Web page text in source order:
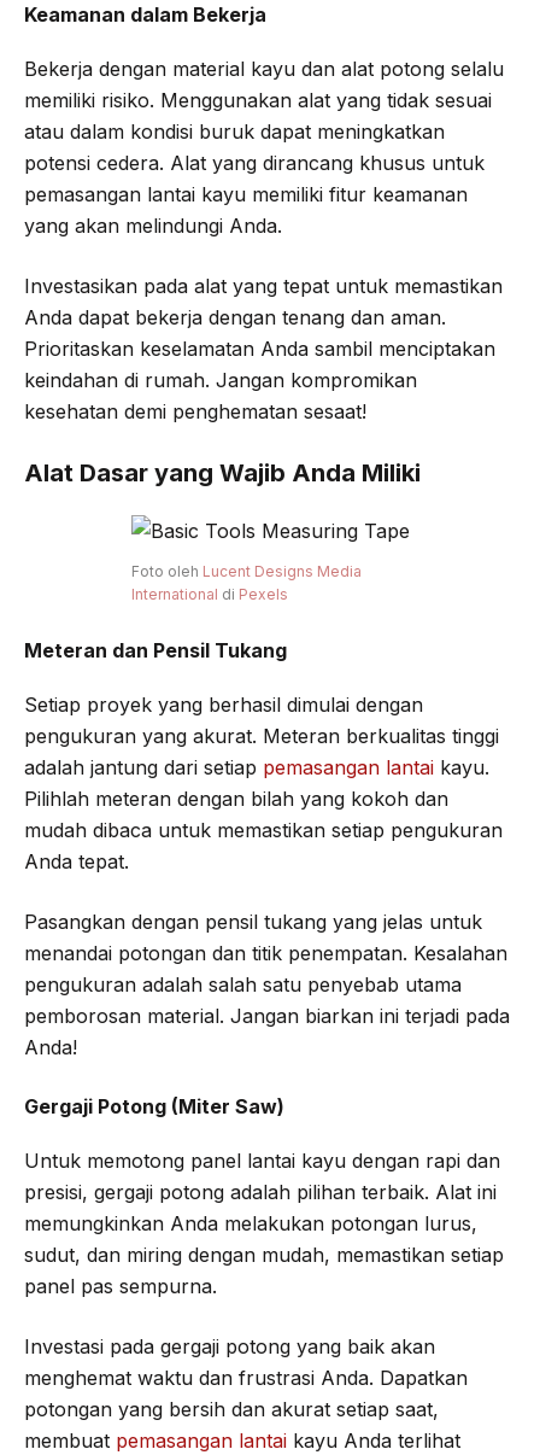
Keamanan dalam Bekerja
Bekerja dengan material kayu dan alat potong selalu
memiliki risiko. Menggunakan alat yang tidak sesuai
atau dalam kondisi buruk dapat meningkatkan
potensi cedera. Alat yang dirancang khusus untuk
pemasangan lantai kayu memiliki fitur keamanan
yang akan melindungi Anda.
Investasikan pada alat yang tepat untuk memastikan
Anda dapat bekerja dengan tenang dan aman.
Prioritaskan keselamatan Anda sambil menciptakan
keindahan di rumah. Jangan kompromikan
kesehatan demi penghematan sesaat!
Alat Dasar yang Wajib Anda Miliki
Foto oleh Lucent Designs Media
International di Pexels
Meteran dan Pensil Tukang
Setiap proyek yang berhasil dimulai dengan
pengukuran yang akurat. Meteran berkualitas tinggi
adalah jantung dari setiap pemasangan lantai kayu.
Pilihlah meteran dengan bilah yang kokoh dan
mudah dibaca untuk memastikan setiap pengukuran
Anda tepat.
Pasangkan dengan pensil tukang yang jelas untuk
menandai potongan dan titik penempatan. Kesalahan
pengukuran adalah salah satu penyebab utama
pemborosan material. Jangan biarkan ini terjadi pada
Anda!
Gergaji Potong (Miter Saw)
Untuk memotong panel lantai kayu dengan rapi dan
presisi, gergaji potong adalah pilihan terbaik. Alat ini
memungkinkan Anda melakukan potongan lurus,
sudut, dan miring dengan mudah, memastikan setiap
panel pas sempurna.
Investasi pada gergaji potong yang baik akan
menghemat waktu dan frustrasi Anda. Dapatkan
potongan yang bersih dan akurat setiap saat,
membuat pemasangan lantai kayu Anda terlihat